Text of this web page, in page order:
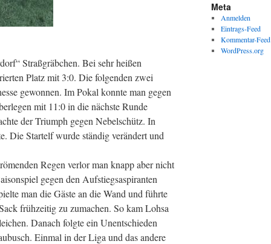
Straßgräbchen. Bei sehr heißen
Platz mit 3:0. Die folgenden zwei
gewonnen. Im Pokal konnte man gegen
mit 11:0 in die nächste Runde
der Triumph gegen Nebelschütz. In
Die Startelf wurde ständig verändert und
Regen verlor man knapp aber nicht
gegen den Aufstiegsaspiranten
man die Gäste an die Wand und führte
frühzeitig zu zumachen. So kam Lohsa
Danach folgte ein Unentschieden
Einmal in der Liga und das andere
Meta
Anmelden
Eintrags-Feed
Kommentar-Feed
WordPress.org